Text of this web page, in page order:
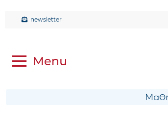
newsletter